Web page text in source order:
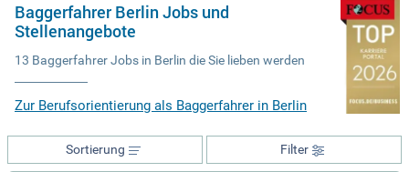
Baggerfahrer Berlin Jobs und
Stellenangebote
13 Baggerfahrer Jobs in Berlin die Sie lieben werden
Zur Berufsorientierung als Baggerfahrer in Berlin
Filter
Sortierung